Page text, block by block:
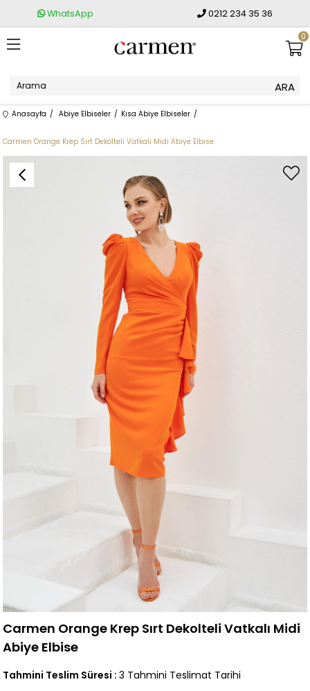
WhatsApp 0212 234 35 36
0
Anasayfa Abiye Elbiseler Kısa Abiye Elbiseler
Carmen Orange Krep Sırt Dekolteli Vatkalı Midi Abiye Elbise
Carmen Orange Krep Sırt Dekolteli Vatkalı Midi
Abiye Elbise
Tahmini Teslim Süresi : 3 Tahmini Teslimat Tarihi